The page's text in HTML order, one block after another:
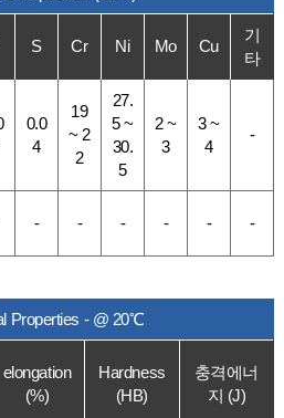
S Cr Ni Mo Cu
기
타
0.0
4
19
~ 2
2
27.
5 ~
30.
5
2 ~
3
3 ~
4
-
- - - - - -
Properties - @ 20℃
elongation
(%)
Hardness
(HB)
충격에너
지 (J)